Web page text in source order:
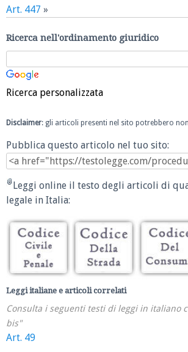
Art. 447 »
Ricerca nell'ordinamento giuridico
Ricerca personalizzata
Disclaimer: gli articoli presenti nel sito potrebbero
Pubblica questo articolo nel tuo sito:
Leggi online il testo degli articoli di
legale in Italia:
Leggi italiane e articoli correlati
Consulta i seguenti testi di leggi in italiano
bis"
Art. 49